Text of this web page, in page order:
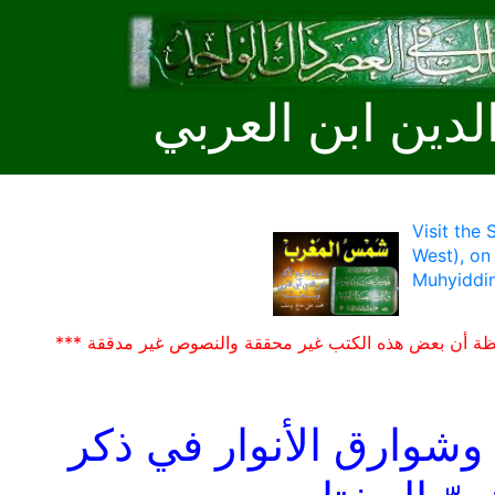
ابن العربي
Visit the
West),
أن بعض هذه الكتب غير محققة والنصوص غير مدققة ***
الأنوار في ذكر